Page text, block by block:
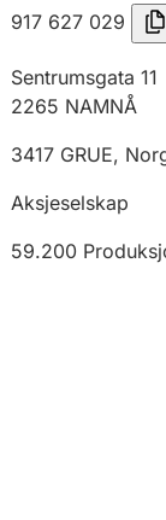
917 627 029
Sentrumsgata 11
2265 NAMNÅ
3417 GRUE,
Aksjeselskap
59.200